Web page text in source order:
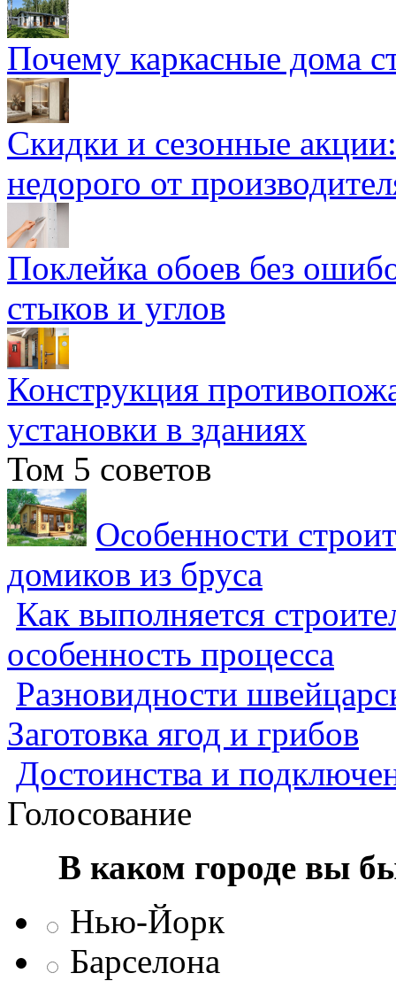
Почему каркасные дома
Скидки и сезонные
недорого от
Поклейка обоев без
стыков и углов
Конструкция
установки в зданиях
Том 5 советов
Особенности
домиков из бруса
Как выполняется
особенность процесса
Разновидности
Заготовка ягод и грибов
Достоинства и
Голосование
В каком городе вы
Нью-Йорк
Барселона